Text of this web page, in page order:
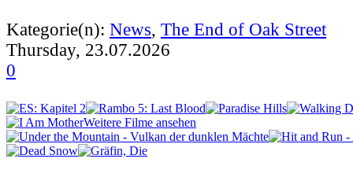
Kategorie(n): News, The End of Oak Street
Thursday, 23.07.2026
0
Weitere Filme ansehen